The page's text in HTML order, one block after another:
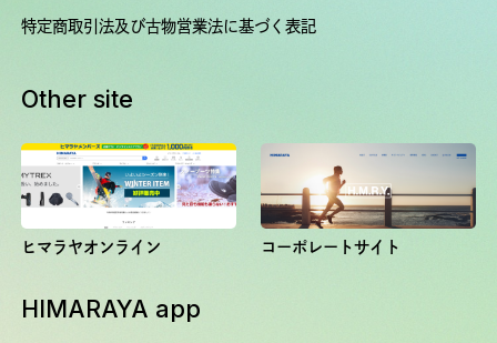
特定商取引法及び古物営業法に基づく表記
Other site
ヒマラヤオンライン コーポレートサイト
HIMARAYA app